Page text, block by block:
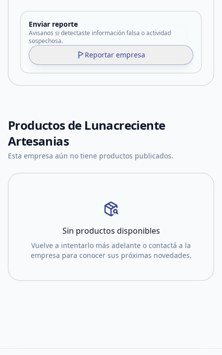
Enviar reporte
Avisanos si detectaste información falsa o actividad
sospechosa.
Reportar empresa
Productos de Lunacreciente
Artesanias
Esta empresa aún no tiene productos publicados.
Sin productos disponibles
Vuelve a intentarlo más adelante o contactá a la
empresa para conocer sus próximas novedades.